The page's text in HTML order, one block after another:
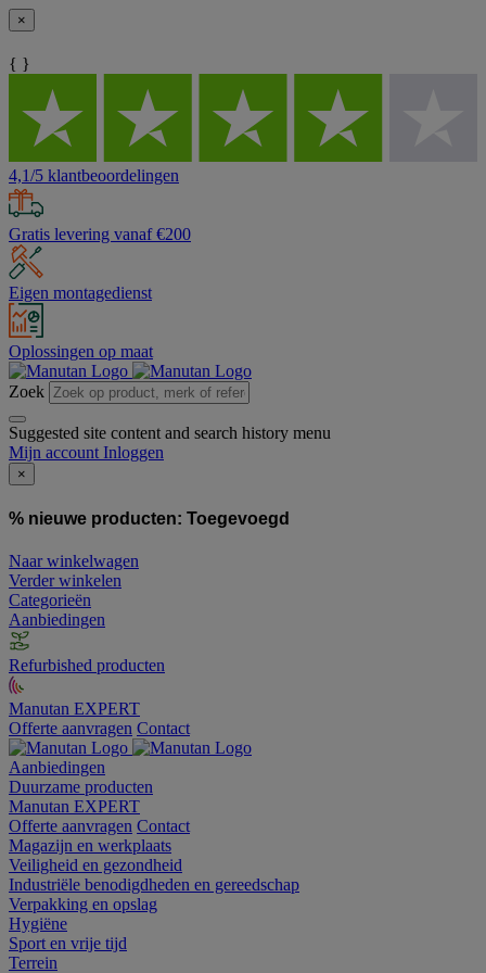
×
{ }
4,1/5 klantbeoordelingen
Gratis levering vanaf €200
Eigen montagedienst
Oplossingen op maat
Zoek
Suggested site content and search history menu
Mijn account Inloggen
×
% nieuwe producten: Toegevoegd
Naar winkelwagen
Verder winkelen
Categorieën
Aanbiedingen
Refurbished producten
Manutan EXPERT
Offerte aanvragen Contact
Aanbiedingen
Duurzame producten
Manutan EXPERT
Offerte aanvragen Contact
Magazijn en werkplaats
Veiligheid en gezondheid
Industriële benodigdheden en gereedschap
Verpakking en opslag
Hygiëne
Sport en vrije tijd
Terrein